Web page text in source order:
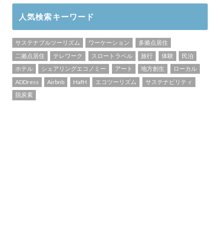
人気検索キーワード
サステナブルツーリズム ワーケーション
多拠点居住
二拠点居住
テレワーク スロートラベル 旅行 体験
民泊
ホテル
シェアリングエコノミー アート 地方創生
ローカル
ADDress
Airbnb HafH エコツーリズム
サステナビリティ
脱炭素